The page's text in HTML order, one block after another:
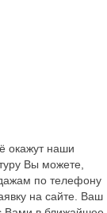
окажут наши
Вы можете,
по телефону
на сайте. Ваш